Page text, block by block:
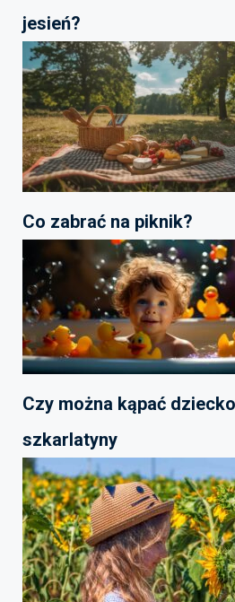
jesień?
Co zabrać na piknik?
Czy można kąpać
szkarlatyny